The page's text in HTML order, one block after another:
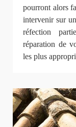
pourront alors
intervenir sur
réfection
réparation de
les plus